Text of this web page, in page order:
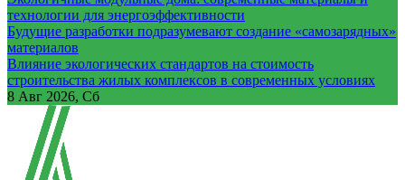
технологии для энергоэффективности
Будущие разработки подразумевают создание «самозарядных»
материалов
Влияние экологических стандартов на стоимость
строительства жилых комплексов в современных условиях
8 Авг 2026, Сб